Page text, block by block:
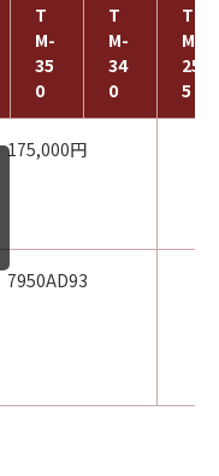
T
M-
35
0
T
M-
34
0
T
M-
25
5
175,000円
7950AD93